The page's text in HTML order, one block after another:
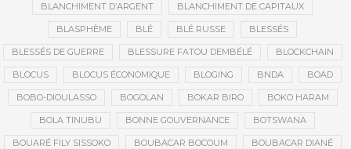
BLANCHIMENT D’ARGENT BLANCHIMENT DE CAPITAUX
BLASPHÈME BLÉ BLÉ RUSSE BLESSÉS
BLESSÉS DE GUERRE BLESSURE FATOU DEMBÉLÉ BLOCKCHAIN
BLOCUS BLOCUS ÉCONOMIQUE BLOGING BNDA BOAD
BOBO-DIOULASSO BOGOLAN BOKAR BIRO BOKO HARAM
BOLA TINUBU BONNE GOUVERNANCE BOTSWANA
BOUARÉ FILY SISSOKO BOUBACAR BOCOUM BOUBACAR DIANÉ